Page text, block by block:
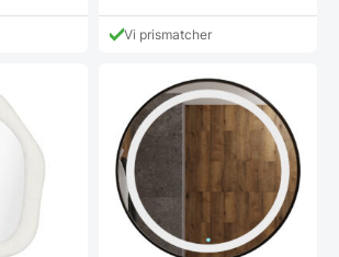
vare
på
varesiden
Vi prismatcher